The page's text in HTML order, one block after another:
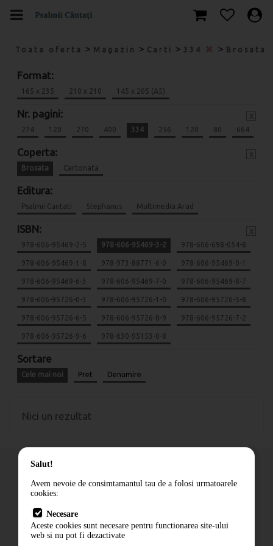
Toata oferta > Magazin > Carti > 334 > Brosata
Format:
165 x 235 210 x 210 145 x 205 (A5)
Nr. pagini:
274 120 270 400 334 256 120 80 664
Coperta:
Brosata Cartonata
Editura:
Psalmii Cantati Stephanus Multimedia Arad
ISBN:
978-606-95469-2-5 978-606-95469-3-2 978-606-698-054-8
978-606-95469-1-8 978-973-88771-6-0 978-606-95469-0-1
978-606-95469-6-3 978-606-95469-7-0 978-606-95469-8-7
978-606-95726-0-3 978-606-95726-1-0 978-606-95726-5-8
978-606-95726-6-5 978-606-95726-8-9 978-606-95726-7-2
978-606-95726-9-6 978-630-95153-0-8
Sortare
Cele mai noi Pret Denumire
Nici un rezultat
Cum comand
Livrare
Contact
Salut!
Avem nevoie de consimtamantul tau de a folosi urmatoarele
cookies:
Necesare
Aceste cookies sunt necesare pentru functionarea site-ului
web si nu pot fi dezactivate